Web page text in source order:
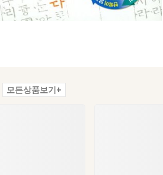
모든상품보기+